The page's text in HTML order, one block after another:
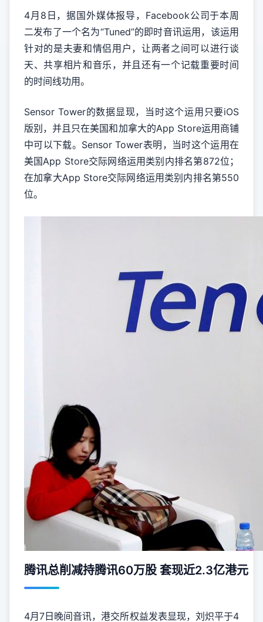
4月8日，据国外媒体报导， Facebook公司于本周
二发布了一个名为“Tuned”的即时音讯运用，该运用
针对的是夫妻和情侣用户，让两者之间可以进行谈
天、共享相片和音乐，并且还有一个记载重要时间
的时间线功用。
Sensor Tower的数据显现，当时这个运用只要iOS
版别，并且只在美国和加拿大的App Store运用商铺
中可以下载。Sensor Tower表明，当时这个运用在
美国App Store交际网络运用类别内排名第872位；
在加拿大App Store交际网络运用类别内排名第550
位。
腾讯总削减持腾讯60万股 套现近2.3亿港元
4月7日晚间音讯，港交所权益发表显现，刘炽平于4